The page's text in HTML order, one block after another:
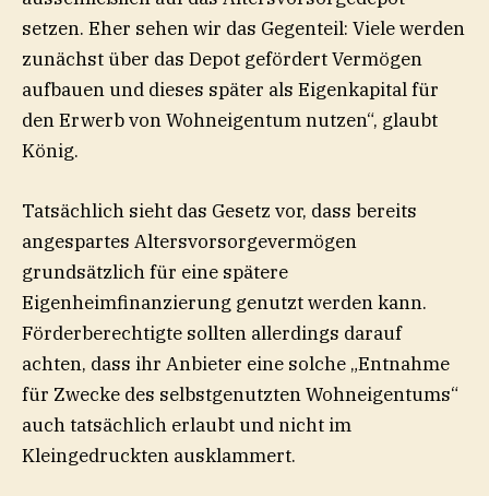
setzen. Eher sehen wir das Gegenteil: Viele werden
zunächst über das Depot gefördert Vermögen
aufbauen und dieses später als Eigenkapital für
den Erwerb von Wohneigentum nutzen“, glaubt
König.
Tatsächlich sieht das Gesetz vor, dass bereits
angespartes Altersvorsorgevermögen
grundsätzlich für eine spätere
Eigenheimfinanzierung genutzt werden kann.
Förderberechtigte sollten allerdings darauf
achten, dass ihr Anbieter eine solche „Entnahme
für Zwecke des selbstgenutzten Wohneigentums“
auch tatsächlich erlaubt und nicht im
Kleingedruckten ausklammert.